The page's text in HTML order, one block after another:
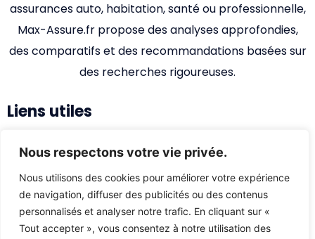
Nous respectons votre vie privée.
Nous utilisons des cookies pour améliorer votre expérience
de navigation, diffuser des publicités ou des contenus
personnalisés et analyser notre trafic. En cliquant sur «
Tout accepter », vous consentez à notre utilisation des
assurances auto, habitation, santé ou professionnelle,
Max-Assure.fr propose des analyses approfondies,
des comparatifs et des recommandations basées sur
des recherches rigoureuses.
Liens utiles
Qui sommes-nous ?
Nous contacter
Mentions légales